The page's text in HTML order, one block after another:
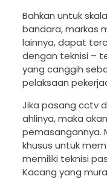
Bahkan untuk
bandara, markas
lainnya, dapat
dengan teknisi –
yang canggih
pelaksaan
Jika pasang cctv
ahlinya, maka
pemasangannya.
khusus untuk
memiliki teknisi
Kacang yang